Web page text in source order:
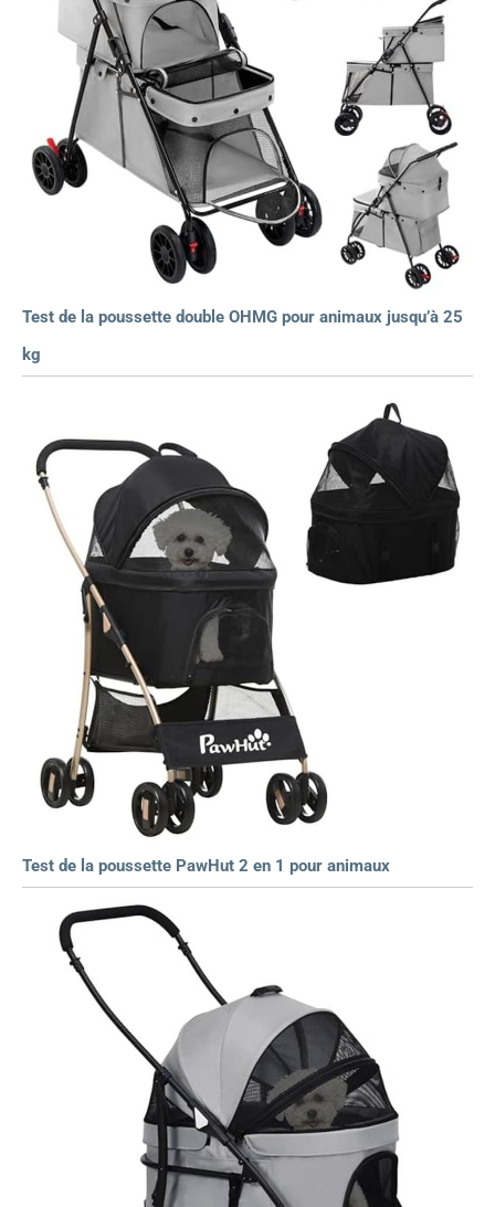
Test de la poussette double OHMG pour animaux jusqu’à 25
kg
Test de la poussette PawHut 2 en 1 pour animaux